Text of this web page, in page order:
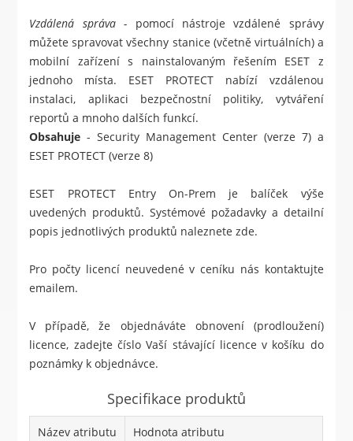
Vzdálená správa - pomocí nástroje vzdálené správy
můžete spravovat všechny stanice (včetně virtuálních) a
mobilní zařízení s nainstalovaným řešením ESET z
jednoho místa. ESET PROTECTnabízí vzdálenou
instalaci, aplikaci bezpečnostní politiky, vytváření
reportů a mnoho dalších funkcí.
Obsahuje - Security Management Center (verze 7) a
ESET PROTECT (verze 8)
ESET PROTECT Entry On-Prem je balíček výše
uvedených produktů. Systémové požadavky a detailní
popis jednotlivých produktů naleznetezde.
Pro počty licencí neuvedené v ceníku nás kontaktujte
emailem.
V případě, že objednáváte obnovení (prodloužení)
licence, zadejte číslo Vaší stávající licence v košíku do
poznámky k objednávce.
Specifikace produktů
Název atributu Hodnota atributu